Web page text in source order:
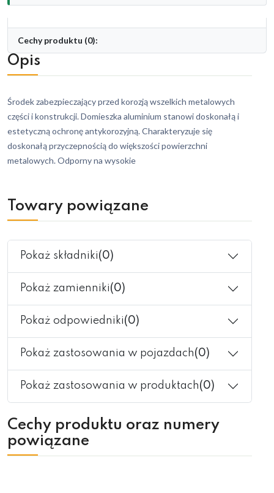
Cechy produktu (0):
Opis
Środek zabezpieczający przed korozją wszelkich metalowych
części i konstrukcji. Domieszka aluminium stanowi doskonałą i
estetyczną ochronę antykorozyjną. Charakteryzuje się
doskonałą przyczepnością do większości powierzchni
metalowych. Odporny na wysokie
Towary powiązane
Pokaż składniki(0)
Pokaż zamienniki(0)
Pokaż odpowiedniki(0)
Pokaż zastosowania w pojazdach(0)
Pokaż zastosowania w produktach(0)
Cechy produktu oraz numery
powiązane